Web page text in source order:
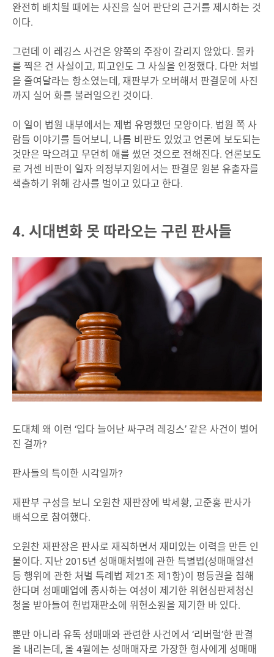
완전히 배치될 때에는 사진을 실어 판단의 근거를 제시하는 것
이다.
그런데 이 레깅스 사건은 양쪽의 주장이 갈리지 않았다. 몰카
를 찍은 건 사실이고, 피고인도 그 사실을 인정했다. 다만 처벌
을 줄여달라는 항소였는데, 재판부가 오버해서 판결문에 사진
까지 실어 화를 불러일으킨 것이다.
이 일이 법원 내부에서는 제법 유명했던 모양이다. 법원 쪽 사
람들 이야기를 들어보니, 나름 비판도 있었고 언론에 보도되는
것만은 막으려고 무던히 애를 썼던 것으로 전해진다. 언론보도
로 거센 비판이 일자 의정부지원에서는 판결문 원본 유출자를
색출하기 위해 감사를 벌이고 있다고 한다.
4. 시대변화 못 따라오는 구린 판사들
도대체 왜 이런 ‘입다 늘어난 싸구려 레깅스’ 같은 사건이 벌어
진 걸까?
판사들의 특이한 시각일까?
재판부 구성을 보니 오원찬 재판장에 박세황, 고준홍 판사가
배석으로 참여했다.
오원찬 재판장은 판사로 재직하면서 재미있는 이력을 만든 인
물이다. 지난 2015년 성매매처벌에 관한 특별법(성매매알선
등 행위에 관한 처벌 특례법 제21조 제1항)이 평등권을 침해
한다며 성매매업에 종사하는 여성이 제기한 위헌심판제청신
청을 받아들여 헌법재판소에 위헌소원을 제기한 바 있다.
뿐만 아니라 유독 성매매와 관련한 사건에서 ‘리버럴’한 판결
을 내리는데, 올 4월에는 성매매자로 가장한 형사에게 성매매